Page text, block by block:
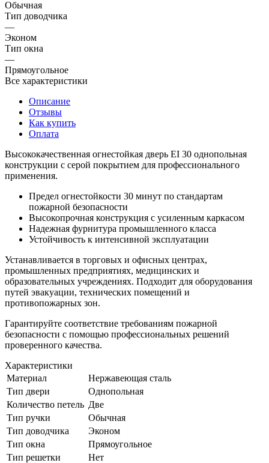
Обычная
Тип доводчика
—
Эконом
Тип окна
—
Прямоугольное
Все характеристики
Описание
Отзывы
Как купить
Оплата
Высококачественная огнестойкая дверь EI 30 однопольная
конструкции с серой покрытием для профессионального
применения.
Предел огнестойкости 30 минут по стандартам
пожарной безопасности
Высокопрочная конструкция с усиленным каркасом
Надежная фурнитура промышленного класса
Устойчивость к интенсивной эксплуатации
Устанавливается в торговых и офисных центрах,
промышленных предприятиях, медицинских и
образовательных учреждениях. Подходит для оборудования
путей эвакуации, технических помещений и
противопожарных зон.
Гарантируйте соответствие требованиям пожарной
безопасности с помощью профессиональных решений
проверенного качества.
Характеристики
Материал
Нержавеющая сталь
Тип двери
Однопольная
Количество петель Две
Тип ручки
Обычная
Тип доводчика
Эконом
Тип окна
Прямоугольное
Тип решетки
Нет